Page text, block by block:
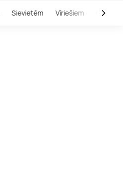
Sievietēm Vīriešiem Outlet